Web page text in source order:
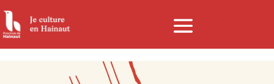
Panneau de gestion des cookies